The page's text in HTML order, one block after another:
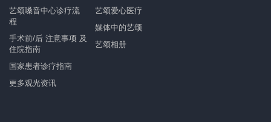
艺颂嗓音中心诊疗流
程
手术前/后 注意事项 及
住院指南
国家患者诊疗指南
更多观光资讯
艺颂爱心医疗
媒体中的艺颂
艺颂相册